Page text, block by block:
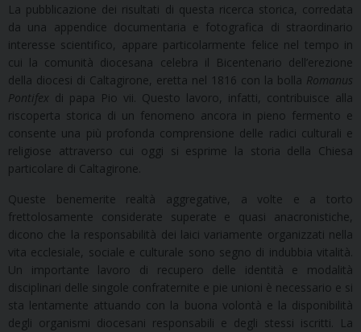
La pubblicazione dei risultati di questa ricerca storica, corredata
da una appendice documentaria e fotografica di straordinario
interesse scientifico, appare particolarmente felice nel tempo in
cui la comunità diocesana celebra il Bicentenario dell’erezione
della diocesi di Caltagirone, eretta nel 1816 con la bolla Romanus
Pontifex di papa Pio vii. Questo lavoro, infatti, contribuisce alla
riscoperta storica di un fenomeno ancora in pieno fermento e
consente una più profonda comprensione delle radici culturali e
religiose attraverso cui oggi si esprime la storia della Chiesa
particolare di Caltagirone.
Queste benemerite realtà aggregative, a volte e a torto
frettolosamente considerate superate e quasi anacronistiche,
dicono che la responsabilità dei laici variamente organizzati nella
vita ecclesiale, sociale e culturale sono segno di indubbia vitalità.
Un importante lavoro di recupero delle identità e modalità
disciplinari delle singole confraternite e pie unioni è necessario e si
sta lentamente attuando con la buona volontà e la disponibilità
degli organismi diocesani responsabili e degli stessi iscritti. La